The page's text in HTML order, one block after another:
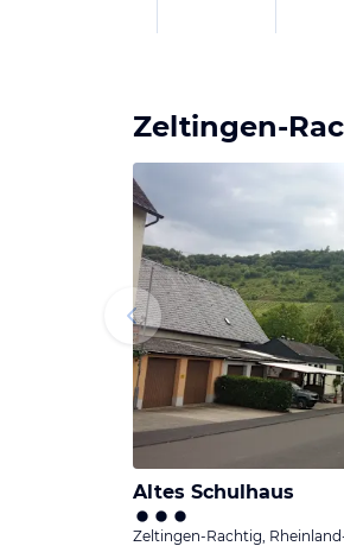
Zeltingen-
Altes Schulhaus
Zeltingen-Rachtig,